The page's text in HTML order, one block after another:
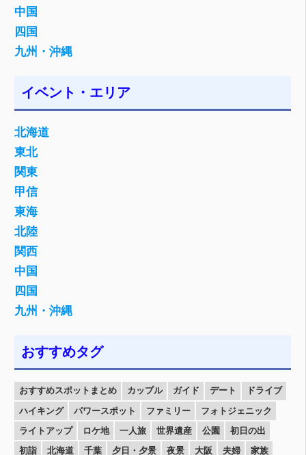
中国
四国
九州・沖縄
イベント・エリア
北海道
東北
関東
甲信
東海
北陸
関西
中国
四国
九州・沖縄
おすすめタグ
おすすめスポットまとめ カップル ガイド デート
ドライブ
ハイキング
パワースポット ファミリー
フォトジェニック
ライトアップ
ロケ地 一人旅 世界遺産 公園
初日の出
初詣
北海道 千葉 夕日・夕景 夜景 大阪 夫婦 家族